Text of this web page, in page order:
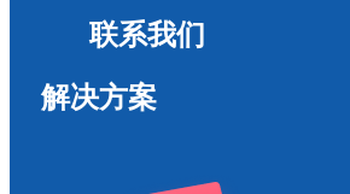
联系我们
解决方案